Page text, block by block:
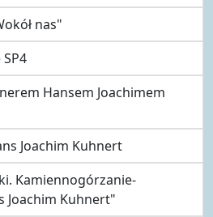
nas"
Hansem Joachimem
Joachim Kuhnert
Kamiennogórzanie-
Joachim Kuhnert"